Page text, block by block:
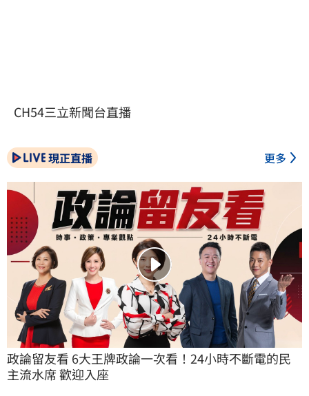
CH54三立新聞台直播
現正直播 更多
政論留友看 6大王牌政論一次看！24小時不斷電的民
主流水席 歡迎入座